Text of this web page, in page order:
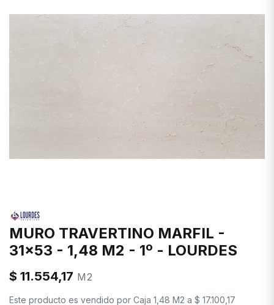
MURO TRAVERTINO MARFIL -
31x53 - 1,48 M2 - 1º - LOURDES
$ 11.554,17 M2
Este producto es vendido por Caja 1,48 M2 a $ 17.100,17